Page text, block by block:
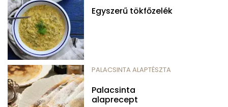
Egyszerű tökfőzelék
PALACSINTA ALAPTÉSZTA
Palacsinta
alaprecept